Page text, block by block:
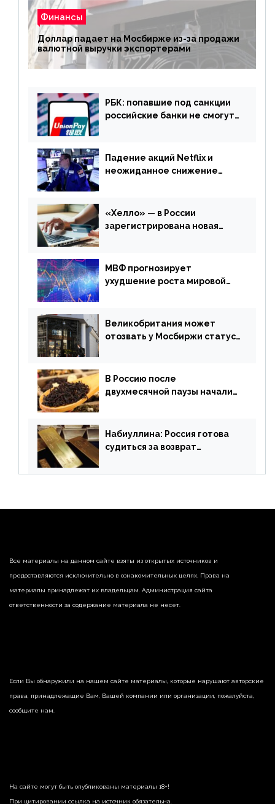
Финансы
Доллар падает на Мосбирже из-за продажи
валютной выручки экспортерами
РБК: попавшие под санкции
российские банки не смогут
Падение акций Netflix и
неожиданное снижение
апреля
«Хелло» — в России
зарегистрирована новая
МВФ прогнозирует
ухудшение роста мировой
апреля
Великобритания может
отозвать у Мосбиржи статус
В Россию после
двухмесячной паузы начали
Набиуллина: Россия готова
судиться за возврат
страны
Все материалы на данном сайте взяты из открытых источников и
предоставляются исключительно в ознакомительных целях. Права на
материалы принадлежат их владельцам. Администрация сайта
ответственности за содержание материала не несет.
Если Вы обнаружили на нашем сайте материалы, которые нарушают авторские
права, принадлежащие Вам, Вашей компании или организации, пожалуйста,
сообщите нам.
На сайте могут быть опубликованы материалы 18+!
При цитировании ссылка на источник обязательна.